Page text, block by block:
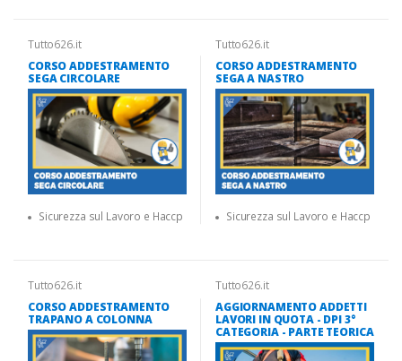
Tutto626.it
CORSO ADDESTRAMENTO
SEGA CIRCOLARE
Sicurezza sul Lavoro e Haccp
Tutto626.it
CORSO ADDESTRAMENTO
SEGA A NASTRO
Sicurezza sul Lavoro e Haccp
Tutto626.it
CORSO ADDESTRAMENTO
TRAPANO A COLONNA
Tutto626.it
AGGIORNAMENTO ADDETTI
LAVORI IN QUOTA - DPI 3°
CATEGORIA - PARTE TEORICA